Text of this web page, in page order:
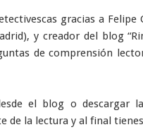
gracias a Felipe
y creador del blog
de comprensión
el blog o descargar
de la lectura y al final